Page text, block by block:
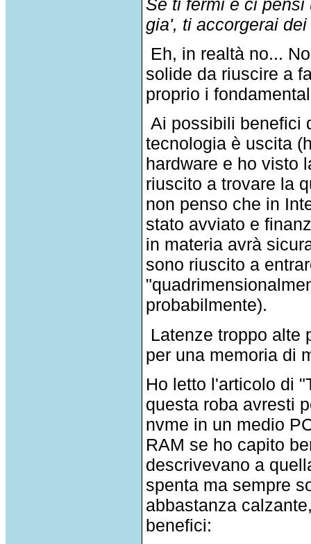
Se ti fermi e ci
gia', ti accorgerai
Eh, in realtà no...
solide da riuscire a
proprio i
Ai possibili benefici
tecnologia è uscita
hardware e ho visto
riuscito a trovare la
non penso che in
stato avviato e
in materia avrà
sono riuscito a
probabilmente).
Latenze troppo alte
per una memoria di
Ho letto l'articolo di
questa roba avresti
nvme in un medio
RAM se ho capito
descrivevano a
spenta ma sempre
abbastanza
benefici: